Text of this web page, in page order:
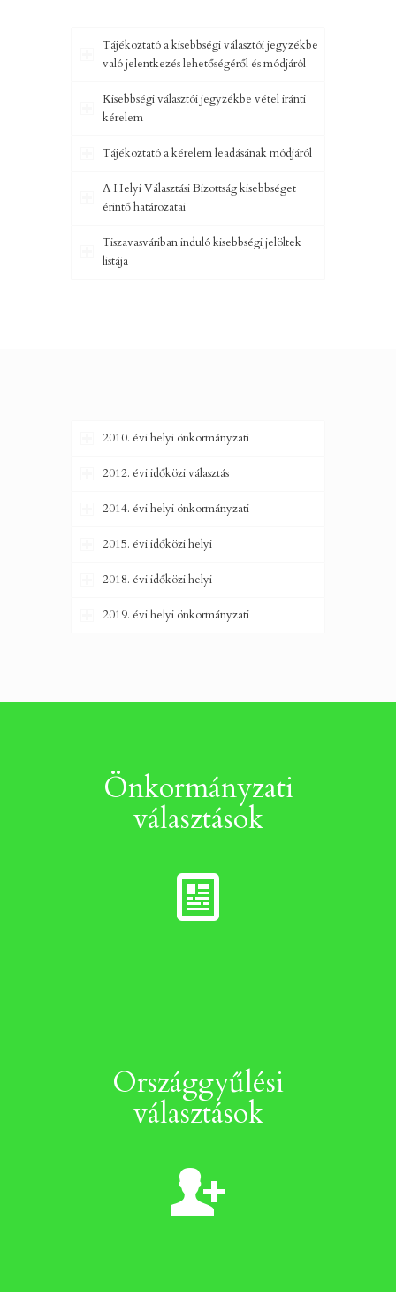
Tájékoztató a kisebbségi választói jegyzékbe
való jelentkezés lehetőségéről és módjáról
Kisebbségi választói jegyzékbe vétel iránti
kérelem
Tájékoztató a kérelem leadásának módjáról
A Helyi Választási Bizottság kisebbséget
érintő határozatai
Tiszavasváriban induló kisebbségi jelöltek
listája
2010. évi helyi önkormányzati
2012. évi időközi választás
2014. évi helyi önkormányzati
2015. évi időközi helyi
2018. évi időközi helyi
2019. évi helyi önkormányzati
Önkormányzati
választások
Országgyűlési
választások